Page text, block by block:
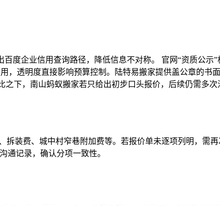
度企业信用查询路径，降低信息不对称。 官网“资质公示
，透明度直接影响预算控制。陆特易搬家提供盖公章的书
下，南山蚂蚁搬家若只给出初步口头报价，后续仍需多次
装费、城中村窄巷附加费等。若报价单未逐项列明，需
通记录，确认分项一致性。